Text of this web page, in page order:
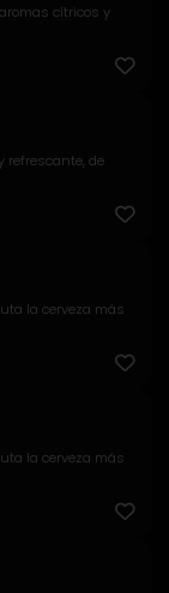
cítricos y
refrescante, de
la cerveza más
la cerveza más